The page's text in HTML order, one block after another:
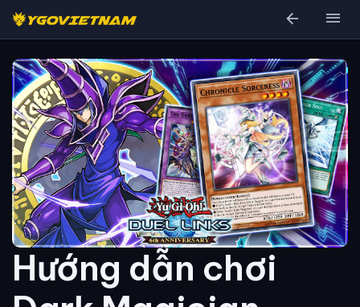
arrow_back menu
Hướng dẫn chơi